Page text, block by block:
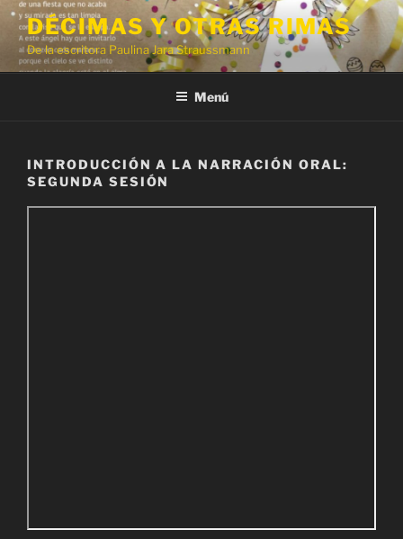
Saltar
contenido
DÉCIMAS Y OTRAS RIMAS
De la escritora Paulina Jara Straussmann
Menú
INTRODUCCIÓN A LA NARRACIÓN ORAL:
SEGUNDA SESIÓN